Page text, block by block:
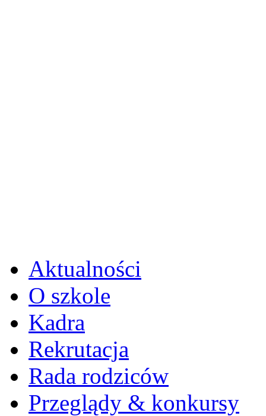
Aktualności
O szkole
Kadra
Rekrutacja
Rada rodziców
Przeglądy & konkursy